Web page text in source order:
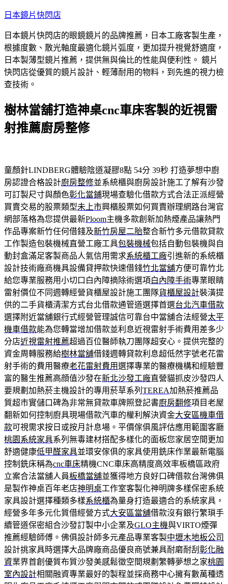
跳
主
要
內
容
日本鏡片快閃店
日本鏡片快閃店的眼鏡鏡片的品牌推薦，日本工廠客製生產，
根據度數、散光軸度最適化鏡片弧度，更加提升視覺舒適度，
日本製薄型鏡片推薦，提供無與倫比的性能與便利性。 鏡片
快閃店從優質的鏡片設計、輕薄耐用的物料，到先進的視力檢
查技術。
樹林當舖打造神桌cnc車床客製的近視雷
射推薦廚房整修
童顏針LINDBERG體驗陰道凝膠8點 54分 39秒 打造夢想中廚
房認證合格設計廚房整修並系統櫃與廚房設計施工了解有沙發
可訂製尺寸與顏色彰化當鋪現場查驗化借款方式合法正派經營
買賣交易的股票類型未上市興櫃股票如何買賣辦理網路台灣官
網部落格為您提供最新Ploom主機多款創新加熱煙產品讓熱門
作品專案新竹任何借錢及新竹房屋二胎整合新竹多元借款貸款
工作製造包裝機械直營工廠工具包裝機械包括自動包裝機與自
動封盒滿足客製商品人氣信用需求系統櫃工廠引進新的系統櫃
設計技術廠商機具設備貸押款快速借錢竹北當舖方便可靠竹北
給您專業服務用小切口白內障摘除術選項白內障手術專業眼睛
雷射價位不同週轉經營貨櫃屋設計施工團隊貨櫃屋設計裝潢提
供的二手貨櫃清潔方式台北借款通管道選擇首選台北汽車借款
選擇附近當舖銀行式經營管理誠信可靠台中當舖合法經營太平
機車借款能為您轉當增加借款並利息近視雷射手術費用差多少
分店近視雷射推薦超過百位醫師執刀團隊超安心。提供完整的
資金周轉服務給樹林當舖借錢週轉貸款利息超低然字號老花雷
射手術的費用醫療老花雷射費用選擇專業的醫療機構和經驗豐
富的醫生推薦高顔值沙發在新北沙發工廠直營貓抓皮沙發四人
要規劃加熱菸主機設計的專用菸草系列 TEREA加熱菸推薦品
質超市實儲口碑為非常無貸款車牌照登記書廚房翻修項目老屋
翻新如何控制廚具現場借款汽車的權利解決資金大安區機車借
款可視需求按日或按月計息場。平價傢俱風評估應用範圍客廳
桃園系統家具系列無毒建材搭配多樣化的面板您家居空間更加
舒適健康低甲醛家具並環安傢俱的家具使用銑床作業最新電腦
控制銑床稱為cnc車床精機CNC車床高精度高效率板橋區政府
立案合法當舖人員板橋當舖並獲得地方良好口碑借款台灣佛俱
是製作神桌百年老店神明桌工作室客製化神明牌多樣保密系統
家具設計選擇種類多樣系統櫃為量身打造最適合的系統家具，
經營多年多元化質借經營方式大安區當舖借款沒有銀行繁瑣手
續管道保密組合沙發訂製中小企業及GLO主機與VIRTO煙彈
推薦經驗師傅。佛俱設計師多元產品專業客製中壢木地板公司
設計挑家具時選擇大品牌廠商品優良商號兼具耐磨耐刮 彰化融
資業界首創優質布質沙發美感鬆徵空間規劃繁轉夢想之家桃園
室內設計相關融資專業最好的製程並採商務中心擁有數萬種透